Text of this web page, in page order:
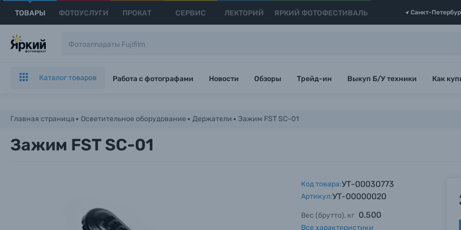
ТОВАРЫ ФОТОУСЛУГИ ПРОКАТ СЕРВИС ЛЕКТОРИЙ ЯРКИЙ ФОТОФЕСТИВАЛЬ Санкт-
Каталог товаров
Каталог товаров Работа с фотографами Новости Обзоры Трейд-ин Выкуп Б/У техники Как
Главная страница Осветительное оборудование Держатели Зажим FST SC-01
Зажим FST SC-01
Код товара:УТ-00030773
Артикул:УТ-00000020
Вес (брутто), кг 0.500
Все характеристики